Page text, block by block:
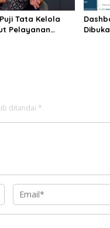
Tata Kelola
Pelayanan
ditandai *